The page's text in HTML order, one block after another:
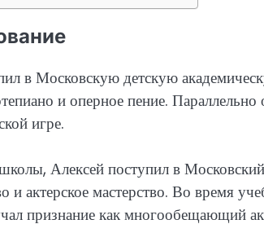
в Московскую детскую
и оперное пение.
игре.
Алексей поступил в
и актерское мастерство. Во время
признание как многообещающий